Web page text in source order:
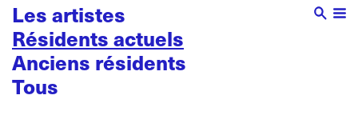
Les artistes
Résidents actuels
Anciens résidents
Tous